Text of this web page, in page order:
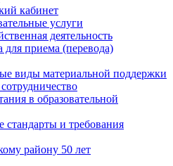
кабинет
услуги
деятельность
для приема (перевода)
виды материальной поддержки
в образовательной
стандарты и требования
району 50 лет